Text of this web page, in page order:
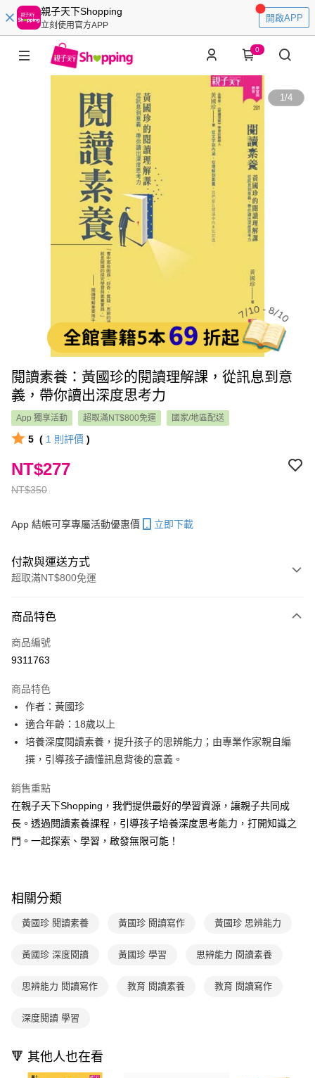
親子天下Shopping
立刻使用官方APP
開啟APP
0
1/4
閱讀素養：黃國珍的閱讀理解課，從訊息到意
義，帶你讀出深度思考力
App 獨享活動 超取滿NT$800免運 國家/地區配送
5 ( 1 則評價 )
NT$350
NT$277
App 結帳可享專屬活動優惠價 立即下載
付款與運送方式
超取滿NT$800免運
信用卡一次付款
LINE Pay
大哥付你分期
相關說明
【大哥付你分期使用說明】
1.本服務由台灣大哥大提供，台灣大哥大用戶可立即使用無須另外申請。
2.付款方式選擇「大哥付你分期」，訂單成立後會自動跳轉到大哥付的交易
成交易。
3.實際核准額度、可分期數及費用金額請依後續交易確認頁面所載為準。
4.訂單成立30分鐘內，如未前往確認交易或遇審核未通過，訂單將自動取
消。如遇「轉專審核」未通過狀況，表示未達大哥付你分期系統評分，恕無
法說明評估內容。
帳／街口支付／iPASS MONEY」等通路繳費。
【注意事項】
用戶於交易時，得透過本服務購買商品或服務，並由商店將買賣／分期付款
資料（包含姓名、電話或地址）提供予台灣大哥大進項蒐集、處理及利用，
3.完整用戶服務條款，請詳閱以下連結：
AFTEE先享後付
相關說明
AFTEE先享後付是「在收到商品之後才付款」的支付方式。 讓您購物簡單
便利好安心！
１．簡單：不需註冊會員、不需綁卡、不需儲值。
２．便利：只要手機號碼，簡訊認證，即可結帳。
３．安心：先確認商品／服務後，再付款。
結帳頁面，進行簡訊認證並確認金額後，即可完成結帳。
２．訂單成立數日內，您將收到繳費通知簡訊。
３．收到繳費通知簡訊後14天內，點擊此簡訊中的連結，可透過四大超商／
購買商品的店家。未經商家同意取消之訂單仍視為有效，需透過AFTEE先享
※ 交易是否成功請以「AFTEE先享後付 」之結帳頁面顯示為準，若有關於
易，需依本服務之必要範圍內提供個人資料，並將交易相關給付款項請求債
權轉讓予恩沛科技股份有限公司。
ATM付款
運送方式
付款後全家取貨
付款後7-11取貨
每筆NT$70，滿NT$800(含以上)免運費
離島宅配（澎湖、金門、馬祖、小琉球；不適用於郵局i郵箱）
商品特色
商品編號
9311763
商品特色
作者：黃國珍
適合年齡：18歲以上
培養深度閱讀素養，提升孩子的思辨能力；由專業作家親自編
撰，引導孩子讀懂訊息背後的意義。
銷售重點
在親子天下Shopping，我們提供最好的學習資源，讓親子共同成
長。透過閱讀素養課程，引導孩子培養深度思考能力，打開知識之
門。一起探索、學習，啟發無限可能！
相關分類
黃國珍 閱讀素養 黃國珍 閱讀寫作 黃國珍 思辨能力
黃國珍 深度閱讀 黃國珍 學習 思辨能力 閱讀素養
思辨能力 閱讀寫作 教育 閱讀素養 教育 閱讀寫作
深度閱讀 學習
🔻 其他人也在看